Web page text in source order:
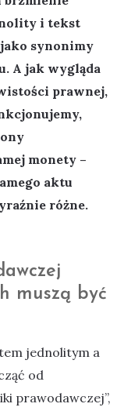
i tekst
synonimy
A jak wygląda
prawnej,
monety –
aktu
różne.
muszą być
jednolitym a
od
prawodawczej”,